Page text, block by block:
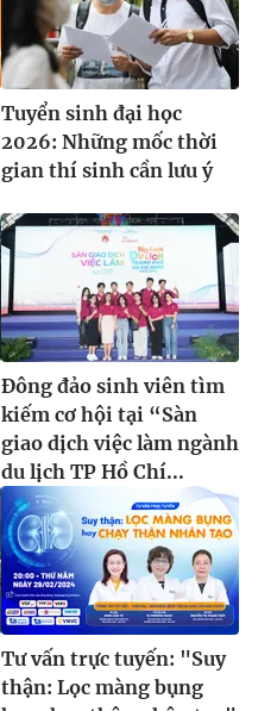
Tuyển sinh đại học
2026: Những mốc thời
gian thí sinh cần lưu ý
Đông đảo sinh viên tìm
kiếm cơ hội tại “Sàn
giao dịch việc làm ngành
du lịch TP Hồ Chí...
Tư vấn trực tuyến: "Suy
thận: Lọc màng bụng